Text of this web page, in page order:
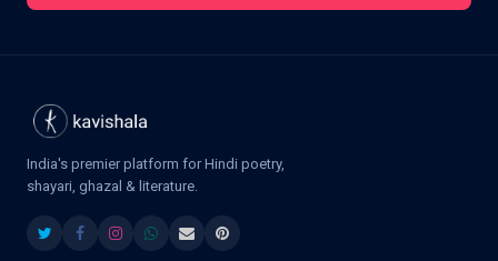
India's premier platform for Hindi poetry,
shayari, ghazal & literature.